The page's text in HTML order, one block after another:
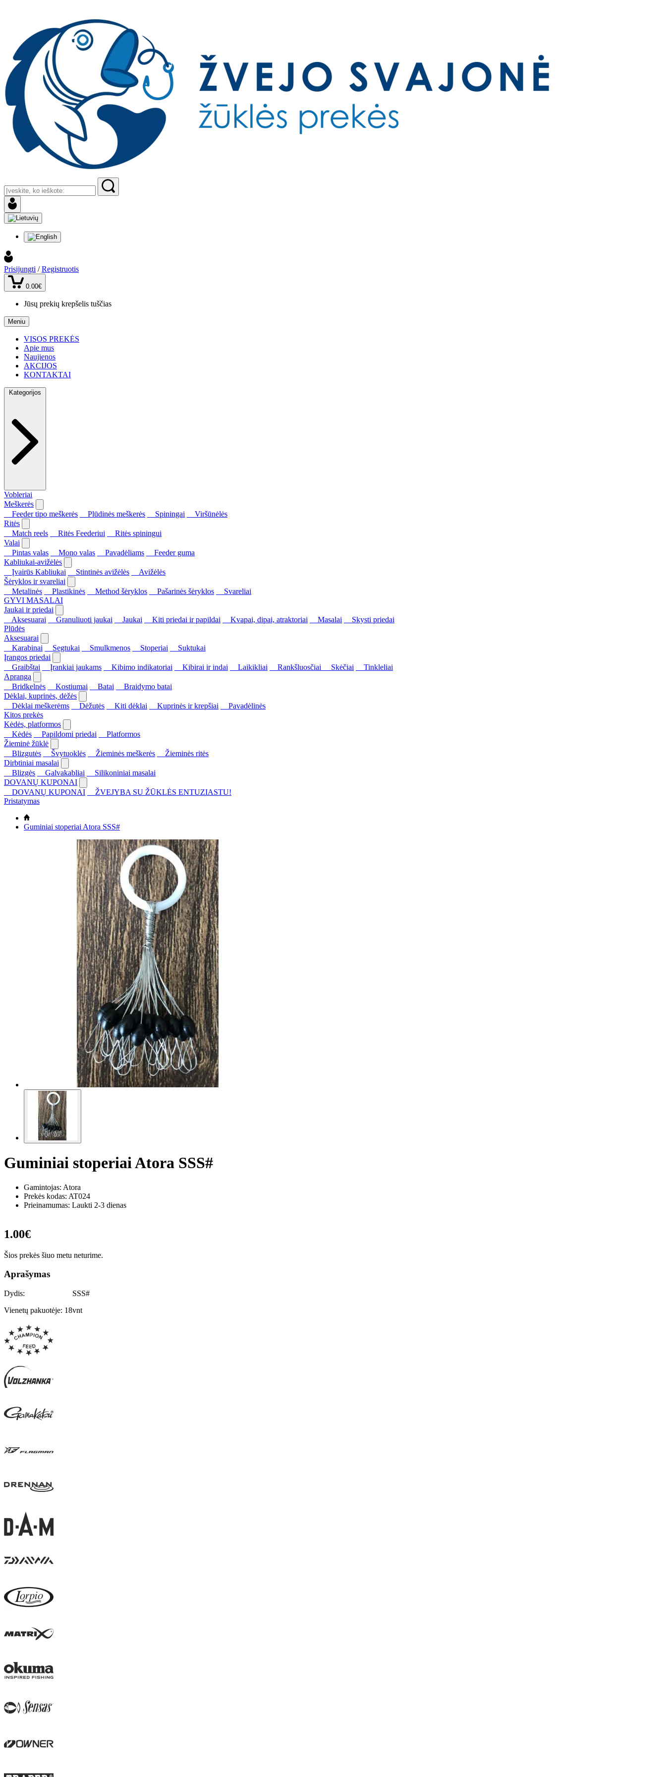
Prisijungti / Registruotis
0.00€
Jūsų prekių krepšelis tuščias
Meniu
VISOS PREKĖS
Apie mus
Naujienos
AKCIJOS
KONTAKTAI
Kategorijos
Vobleriai
Meškerės
Feeder tipo meškerės
Plūdinės meškerės Spiningai
Viršūnėlės
Ritės
Match reels
Ritės Feederiui
Ritės spiningui
Valai
Pintas valas
Mono valas Pavadėliams
Feeder guma
Kabliukai-avižėlės
Įvairūs Kabliukai
Stintinės avižėlės
Avižėlės
Šėryklos ir svareliai
Metalinės
Plastikinės Method šėryklos Pašarinės šėryklos
Svareliai
GYVI MASALAI
Jaukai ir priedai
Aksesuarai
Granuliuoti jaukai Jaukai Kiti priedai ir papildai Kvapai, dipai, atraktoriai Masalai
Skysti priedai
Plūdės
Aksesuarai
Karabinai
Segtukai Smulkmenos Stoperiai
Suktukai
Įrangos priedai
Graibštai
Įrankiai jaukams Kibimo indikatoriai Kibirai ir indai Laikikliai Rankšluosčiai Skėčiai
Tinkleliai
Apranga
Bridkelnės
Kostiumai Batai
Braidymo batai
Dėklai, kuprinės, dėžės
Dėklai meškerėms
Dėžutės Kiti dėklai Kuprinės ir krepšiai
Pavadėlinės
Kitos prekės
Kėdės, platformos
Kėdės
Papildomi priedai
Platformos
Žieminė žūklė
Blizgutės
Švytuoklės Žieminės meškerės
Žieminės ritės
Dirbtiniai masalai
Blizgės
Galvakabliai
Silikoniniai masalai
DOVANŲ KUPONAI
DOVANŲ KUPONAI
ŽVEJYBA SU ŽŪKLĖS ENTUZIASTU!
Pristatymas
Guminiai stoperiai Atora SSS#
Guminiai stoperiai Atora SSS#
Gamintojas: Atora
Prekės kodas: AT024
Prieinamumas: Laukti 2-3 dienas
1.00€
Šios prekės šiuo metu neturime.
Aprašymas
Dydis: SSS#
Vienetų pakuotėje: 18vnt